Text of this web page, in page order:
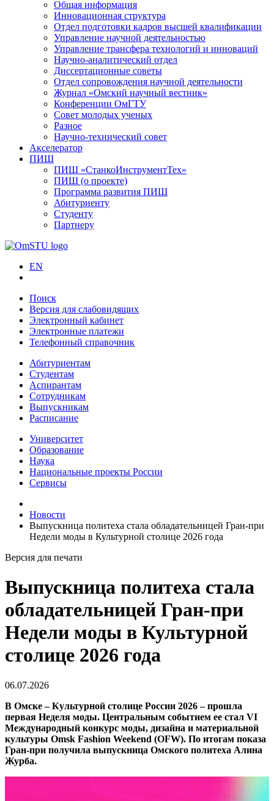
Общая информация
Инновационная структура
Отдел подготовки кадров высшей квалификации
Управление научной деятельностью
Управление трансфера технологий и инноваций
Научно-аналитический отдел
Диссертационные советы
Отдел сопровождения научной деятельности
Журнал «Омский научный вестник»
Конференции ОмГТУ
Совет молодых ученых
Разное
Научно-технический совет
Акселератор
ПИШ
ПИШ «СтанкоИнструментТех»
ПИШ (о проекте)
Программа развития ПИШ
Абитуриенту
Студенту
Партнеру
EN
Поиск
Версия для слабовидящих
Электронный кабинет
Электронные платежи
Телефонный справочник
Абитуриентам
Студентам
Аспирантам
Сотрудникам
Выпускникам
Расписание
Университет
Образование
Наука
Национальные проекты России
Сервисы
Новости
Выпускница политеха стала обладательницей Гран-при
Недели моды в Культурной столице 2026 года
Версия для печати
Выпускница политеха стала
обладательницей Гран-при
Недели моды в Культурной
столице 2026 года
06.07.2026
В Омске – Культурной столице России 2026 – прошла
первая Неделя моды. Центральным событием ее стал VI
Международный конкурс моды, дизайна и материальной
культуры Omsk Fashion Weekend (OFW). По итогам показа
Гран-при получила выпускница Омского политеха Алина
Журба.